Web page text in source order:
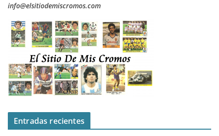
info@elsitiodemiscromos.com
Entradas recientes